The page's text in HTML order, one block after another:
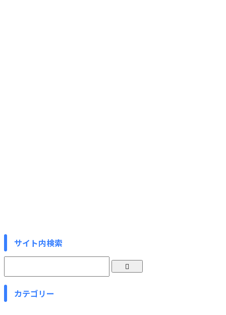
サイト内検索
カテゴリー